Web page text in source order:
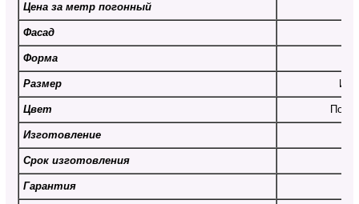
Цена за метр погонный
Фасад
Форма
Размер
Цвет По
Изготовление
Срок изготовления
Гарантия